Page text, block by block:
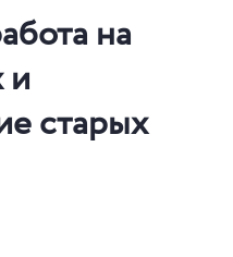
на
и
старых